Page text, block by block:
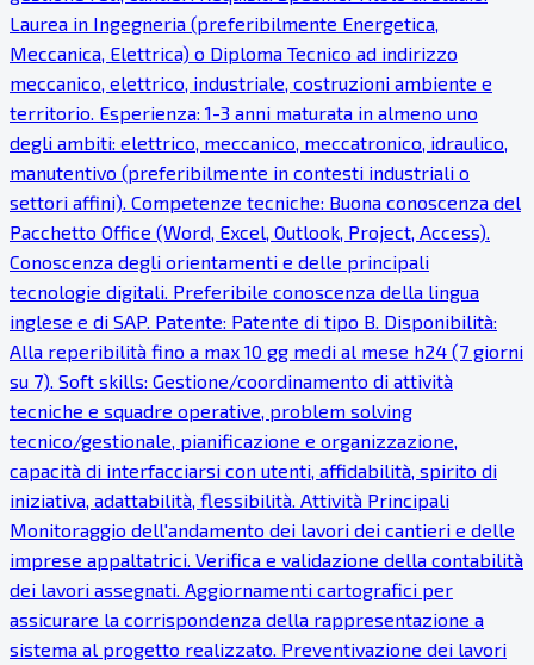
Laurea in Ingegneria (preferibilmente Energetica,
Meccanica, Elettrica) o Diploma Tecnico ad indirizzo
meccanico, elettrico, industriale, costruzioni ambiente e
territorio. Esperienza: 1-3 anni maturata in almeno uno
degli ambiti: elettrico, meccanico, meccatronico, idraulico,
manutentivo (preferibilmente in contesti industriali o
settori affini). Competenze tecniche: Buona conoscenza del
Pacchetto Office (Word, Excel, Outlook, Project, Access).
Conoscenza degli orientamenti e delle principali
tecnologie digitali. Preferibile conoscenza della lingua
inglese e di SAP. Patente: Patente di tipo B. Disponibilità:
Alla reperibilità fino a max 10 gg medi al mese h24 (7 giorni
su 7). Soft skills: Gestione/coordinamento di attività
tecniche e squadre operative, problem solving
tecnico/gestionale, pianificazione e organizzazione,
capacità di interfacciarsi con utenti, affidabilità, spirito di
iniziativa, adattabilità, flessibilità. Attività Principali
Monitoraggio dell'andamento dei lavori dei cantieri e delle
imprese appaltatrici. Verifica e validazione della contabilità
dei lavori assegnati. Aggiornamenti cartografici per
assicurare la corrispondenza della rappresentazione a
sistema al progetto realizzato. Preventivazione dei lavori